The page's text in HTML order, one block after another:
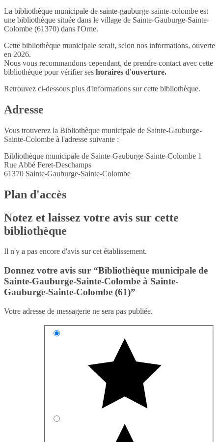
La bibliothèque municipale de sainte-gauburge-sainte-colombe est
une bibliothèque située dans le village de Sainte-Gauburge-Sainte-
Colombe (61370) dans l'Orne.
Cette bibliothèque municipale serait, selon nos informations, ouverte
en 2026.
Nous vous recommandons cependant, de prendre contact avec cette
bibliothèque pour vérifier ses horaires d'ouverture.
Retrouvez ci-dessous plus d'informations sur cette bibliothèque.
Adresse
Vous trouverez la Bibliothèque municipale de Sainte-Gauburge-
Sainte-Colombe à l'adresse suivante :
Bibliothèque municipale de Sainte-Gauburge-Sainte-Colombe 1
Rue Abbé Feret-Deschamps
61370 Sainte-Gauburge-Sainte-Colombe
Plan d'accès
Notez et laissez votre avis sur cette
bibliothèque
Il n'y a pas encore d'avis sur cet établissement.
Donnez votre avis sur “Bibliothèque municipale de
Sainte-Gauburge-Sainte-Colombe à Sainte-
Gauburge-Sainte-Colombe (61)”
Votre adresse de messagerie ne sera pas publiée.